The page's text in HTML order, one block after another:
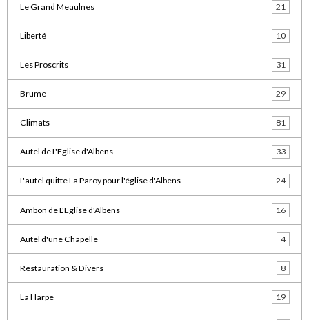
Le Grand Meaulnes 21
Liberté 10
Les Proscrits 31
Brume 29
Climats 81
Autel de L'Eglise d'Albens 33
L'autel quitte La Paroy pour l'église d'Albens 24
Ambon de L'Eglise d'Albens 16
Autel d'une Chapelle 4
Restauration & Divers 8
La Harpe 19